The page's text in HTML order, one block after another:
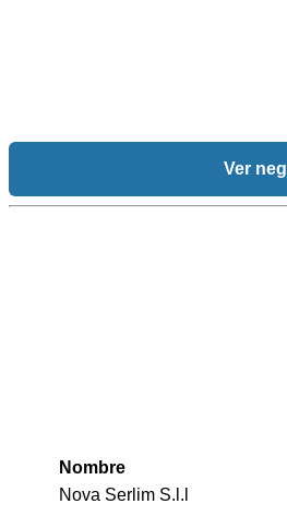
Ver
Nombre
Nova Serlim S.l.l